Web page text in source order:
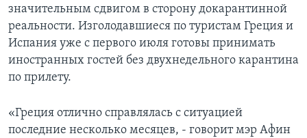
значительным сдвигом в сторону докарантинной
реальности. Изголодавшиеся по туристам Греция и
Испания уже с первого июля готовы принимать
иностранных гостей без двухнедельного карантина
по прилету.
«Греция отлично справлялась с ситуацией
последние несколько месяцев, - говорит мэр Афин